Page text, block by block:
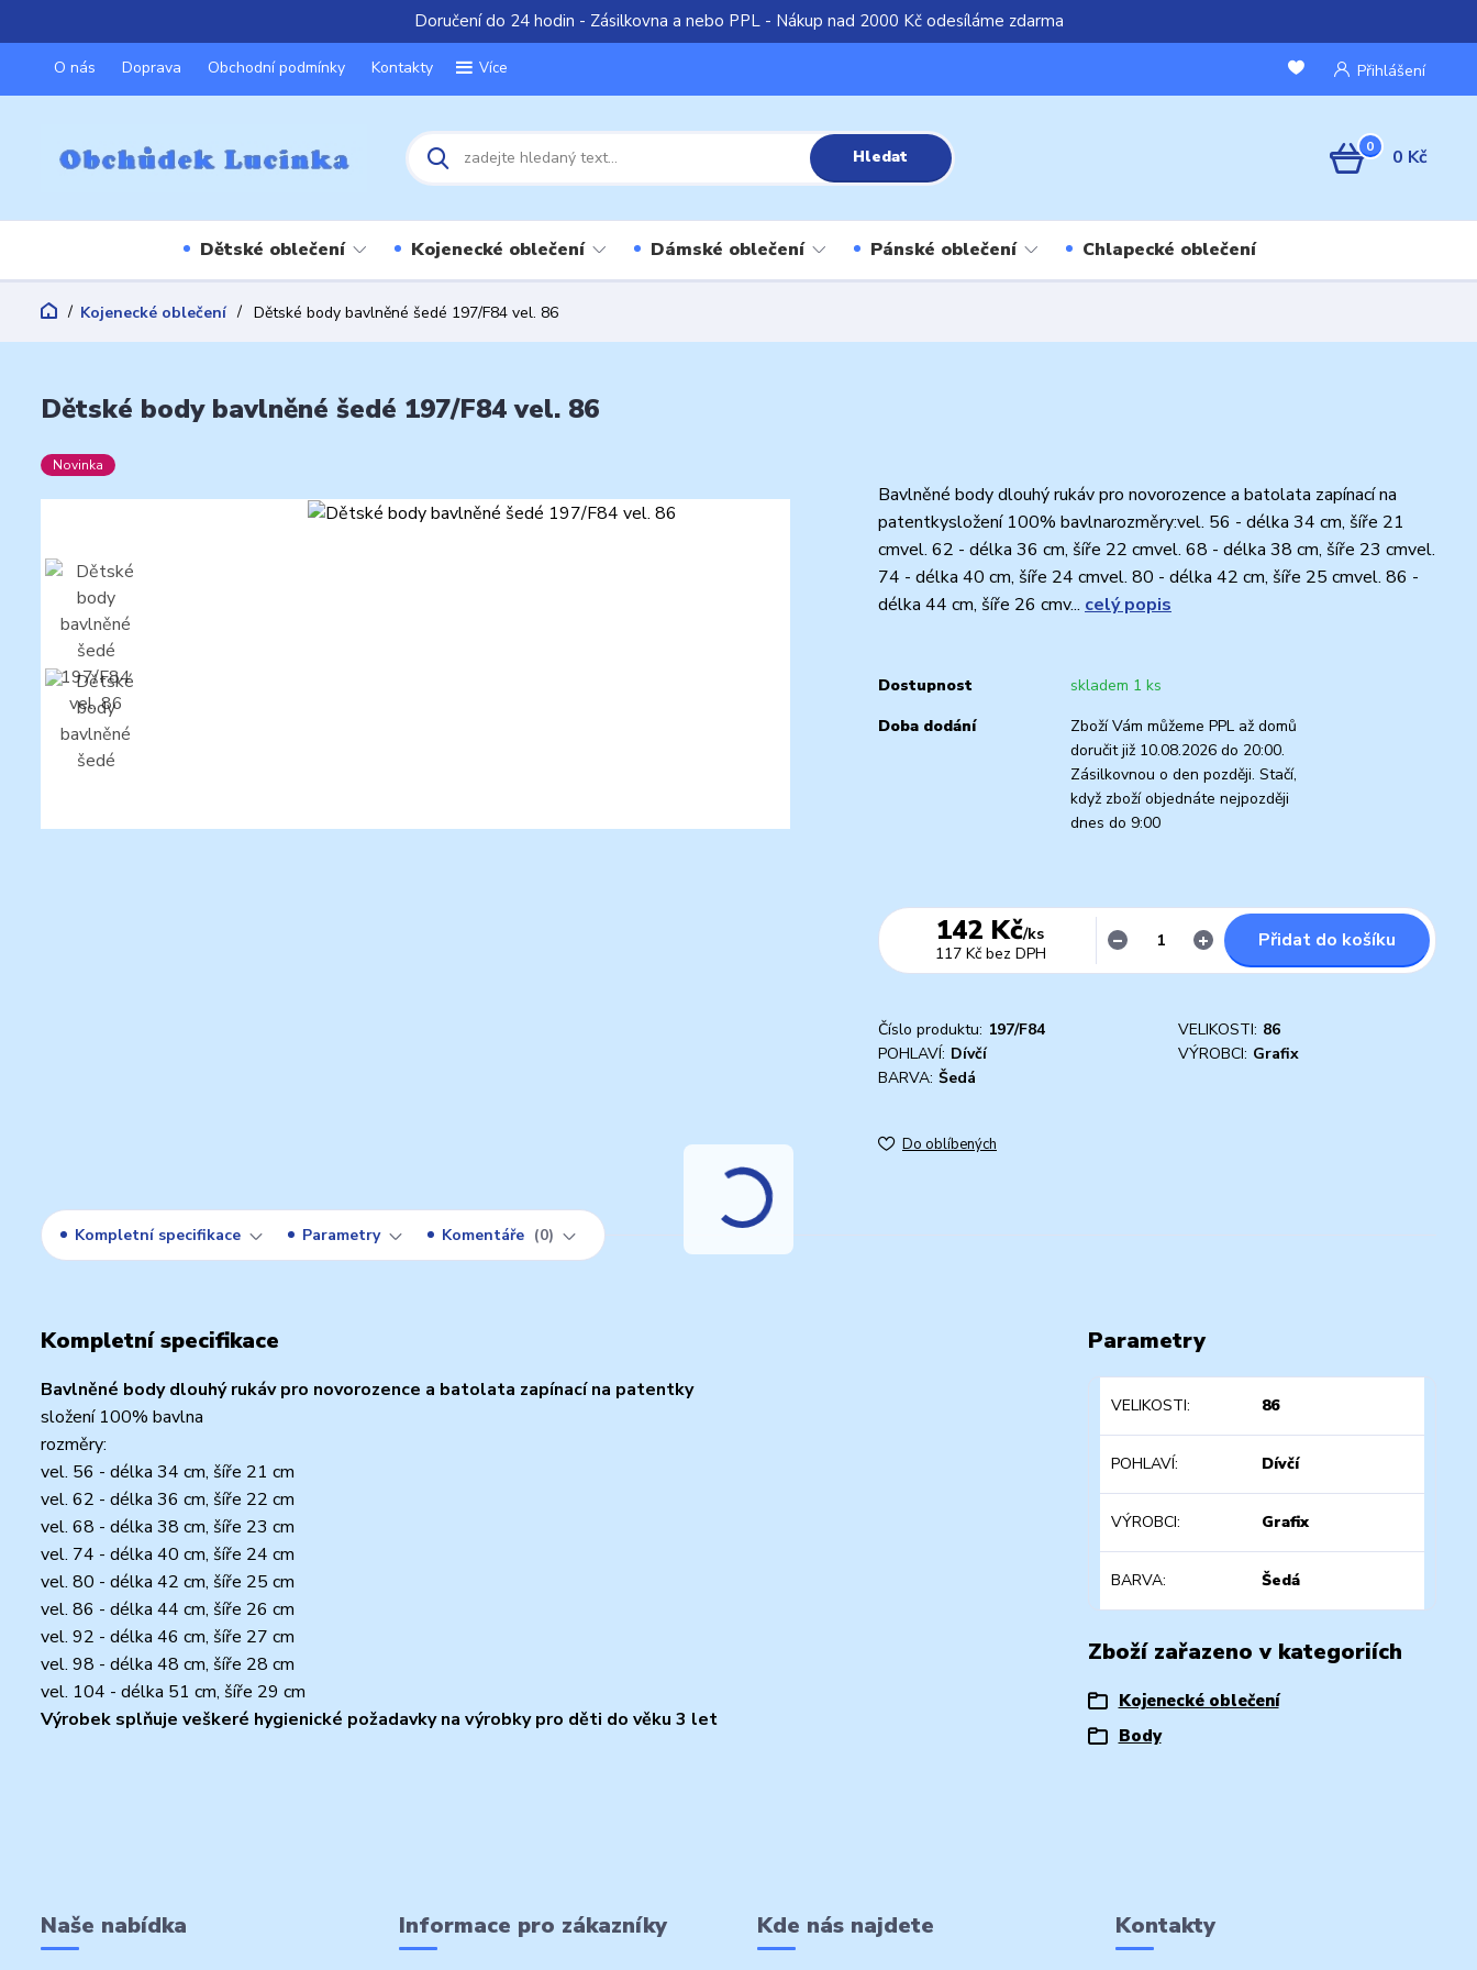
Doručení do 24 hodin - Zásilkovna a nebo PPL - Nákup nad 2000 Kč odesíláme zdarma
O nás Doprava Obchodní podmínky Kontakty Více Přihlášení
Hledat 0 0 Kč
Dětské oblečení Kojenecké oblečení Dámské oblečení Pánské oblečení Chlapecké oblečení
Kojenecké oblečení Dětské body bavlněné šedé 197/F84 vel. 86
Dětské body bavlněné šedé 197/F84 vel. 86
Novinka
Bavlněné body dlouhý rukáv pro novorozence a batolata zapínací na
patentkysložení 100% bavlnarozměry:vel. 56 - délka 34 cm, šíře 21
cmvel. 62 - délka 36 cm, šíře 22 cmvel. 68 - délka 38 cm, šíře 23 cmvel.
74 - délka 40 cm, šíře 24 cmvel. 80 - délka 42 cm, šíře 25 cmvel. 86 -
délka 44 cm, šíře 26 cmv... celý popis
Dostupnost
skladem 1 ks
Doba dodání
Zboží Vám můžeme PPL až domů
doručit již 10.08.2026 do 20:00.
Zásilkovnou o den později. Stačí,
když zboží objednáte nejpozději
dnes do 9:00
142 Kč/ks
117 Kč bez DPH
Přidat do košíku
Číslo produktu: 197/F84 VELIKOSTI: 86
POHLAVÍ: Dívčí VÝROBCI: Grafix
BARVA: Šedá
Do oblíbených
Kompletní specifikace Parametry Komentáře 0
Kompletní specifikace
Bavlněné body dlouhý rukáv pro novorozence a batolata zapínací na patentky
složení 100% bavlna
rozměry:
vel. 56 - délka 34 cm, šíře 21 cm
vel. 62 - délka 36 cm, šíře 22 cm
vel. 68 - délka 38 cm, šíře 23 cm
vel. 74 - délka 40 cm, šíře 24 cm
vel. 80 - délka 42 cm, šíře 25 cm
vel. 86 - délka 44 cm, šíře 26 cm
vel. 92 - délka 46 cm, šíře 27 cm
vel. 98 - délka 48 cm, šíře 28 cm
vel. 104 - délka 51 cm, šíře 29 cm
Výrobek splňuje veškeré hygienické požadavky na výrobky pro děti do věku 3 let
Parametry
VELIKOSTI 86
POHLAVÍ Dívčí
VÝROBCI Grafix
BARVA Šedá
Zboží zařazeno v kategoriích
Kojenecké oblečení
Body
Naše nabídka Informace pro zákazníky Kde nás najdete Kontakty